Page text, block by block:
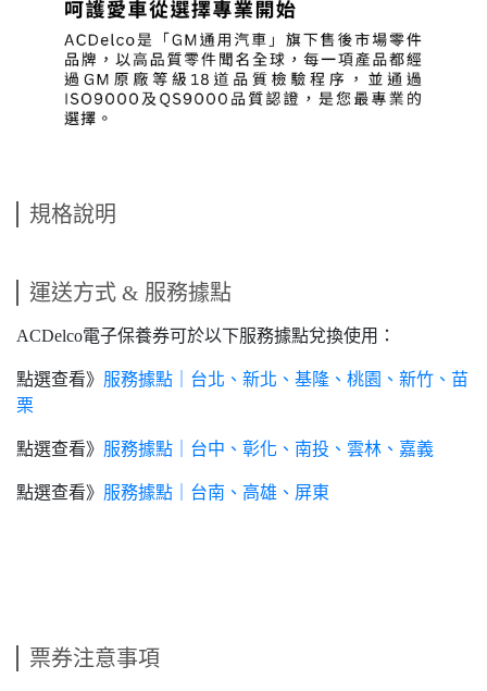
規格說明
運送方式 & 服務據點
ACDelco電子保養券可於以下服務據點兌換使用：
點選查看》 服務據點｜台北、新北、基隆、桃園、新竹、苗
栗
點選查看》 服務據點｜台中、彰化、南投、雲林、嘉義
點選查看》 服務據點｜台南、高雄、屏東
票券注意事項